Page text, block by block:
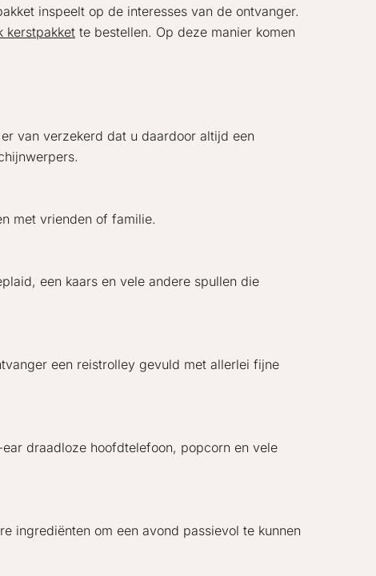
inspeelt op de interesses van de ontvanger.
kerstpakket te bestellen. Op deze manier komen
van verzekerd dat u daardoor altijd een
met vrienden of familie.
een kaars en vele andere spullen die
een reistrolley gevuld met allerlei fijne
draadloze hoofdtelefoon, popcorn en vele
ingrediënten om een avond passievol te kunnen